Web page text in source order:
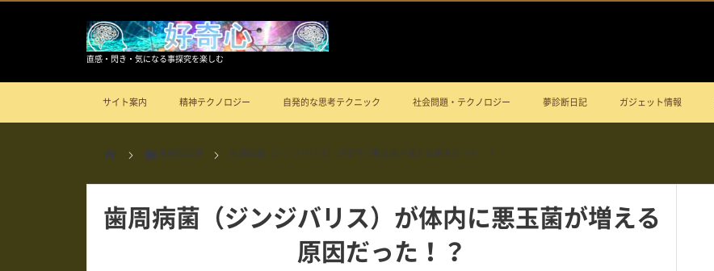
直感・閃き・気になる事探究を楽しむ
サイト案内 精神テクノロジー 自発的な思考テクニック 社会問題・テクノロジー 夢診断日記 ガジェット情報
健康備忘録 歯周病菌（ジンジバリス）が体内に悪玉菌が増える原因だった！？
歯周病菌（ジンジバリス）が体内に悪玉菌が増える
原因だった！？